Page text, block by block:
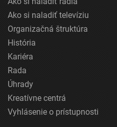
Ako si naladiť televíziu
Organizačná štruktúra
História
Kariéra
Rada
Úhrady
Kreatívne centrá
Vyhlásenie o prístupnosti